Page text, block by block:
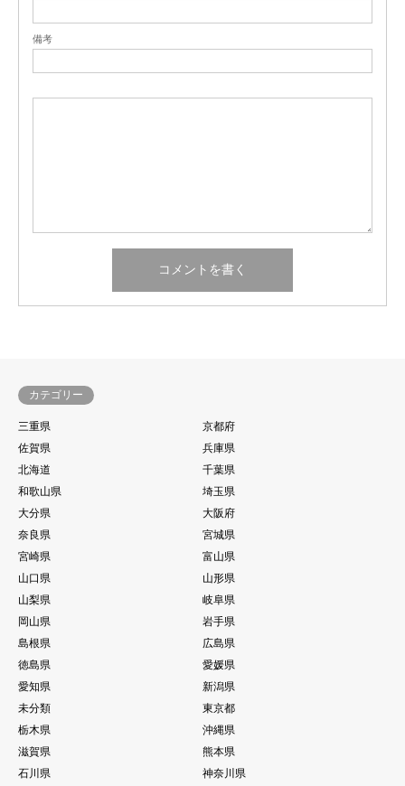
備考
カテゴリー
三重県
京都府
佐賀県
兵庫県
北海道
千葉県
和歌山県
埼玉県
大分県
大阪府
奈良県
宮城県
宮崎県
富山県
山口県
山形県
山梨県
岐阜県
岡山県
岩手県
島根県
広島県
徳島県
愛媛県
愛知県
新潟県
未分類
東京都
栃木県
沖縄県
滋賀県
熊本県
石川県
神奈川県